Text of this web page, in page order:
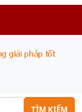
TÌM KIẾM